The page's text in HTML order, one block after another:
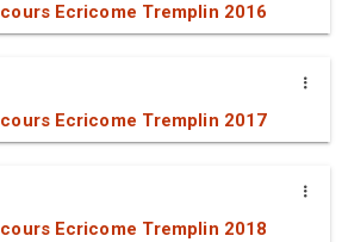
Ecricome Tremplin 2016
Ecricome Tremplin 2017
Ecricome Tremplin 2018